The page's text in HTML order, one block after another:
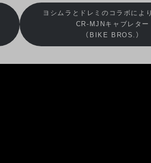
ヨシムラとドレミのコラボによ
CR-MJNキャブレター
（BIKE BROS.）